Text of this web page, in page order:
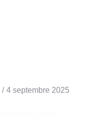
/ 4 septembre 2025